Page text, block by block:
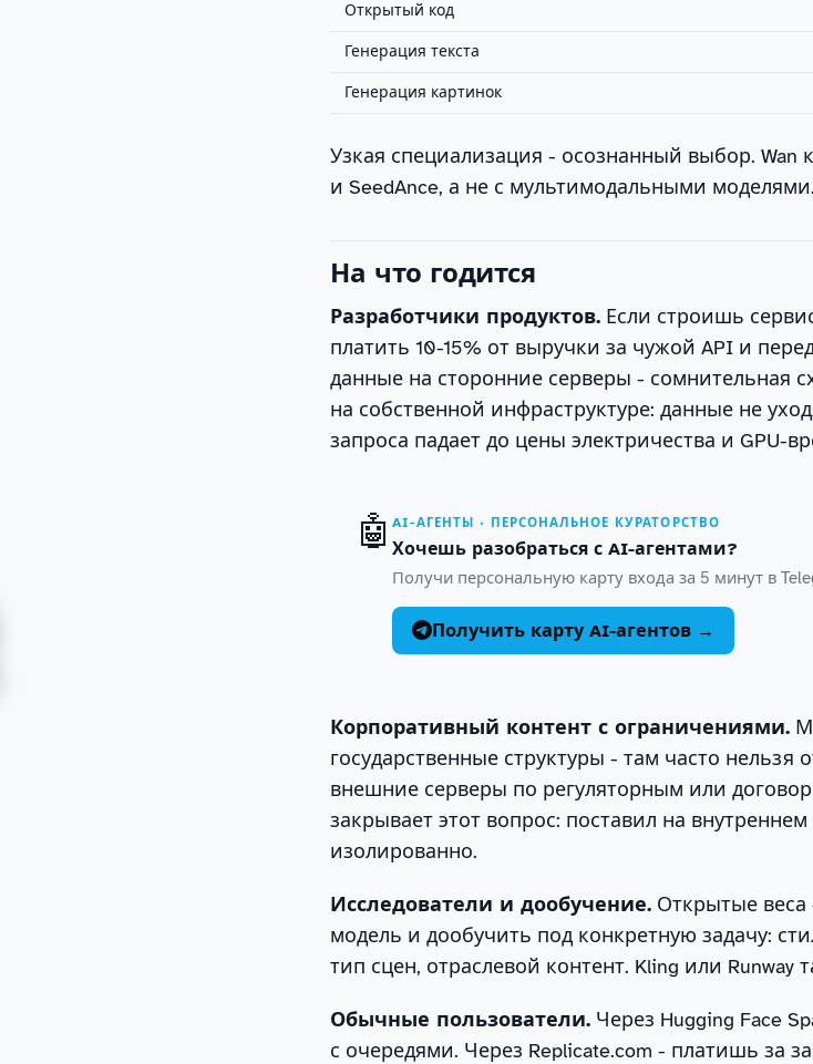
Открытый код
Генерация текста
Генерация картинок
Узкая специализация - осознанный выбор. Wan
и SeedAnce, а не с мультимодальными моделями.
На что годится
Разработчики продуктов. Если строишь
платить 10-15% от выручки за чужой API и
данные на сторонние серверы - сомнительная
на собственной инфраструктуре: данные не
запроса падает до цены электричества и GPU-
🤖AI-АГЕНТЫ · ПЕРСОНАЛЬНОЕ КУРАТОРСТВО
Хочешь разобраться с AI-агентами?
Получи персональную карту входа за 5 минут в
Получить карту AI-агентов →
Корпоративный контент с ограничениями.
государственные структуры - там часто нельзя
внешние серверы по регуляторным или
закрывает этот вопрос: поставил на
изолированно.
Исследователи и дообучение. Открытые
модель и дообучить под конкретную задачу:
тип сцен, отраслевой контент. Kling или Runway
Обычные пользователи. Через Hugging Face
с очередями. Через Replicate.com - платишь за